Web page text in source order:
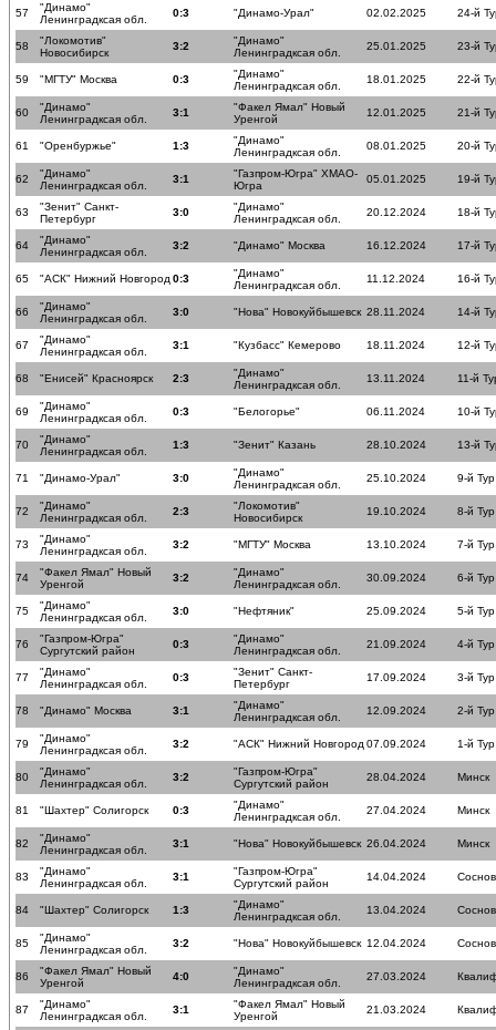
57
"Динамо"
Ленинградксая обл.
0:3 "Динамо-Урал" 02.02.2025 24-й
58
"Локомотив"
Новосибирск
3:2
"Динамо"
Ленинградксая обл.
25.01.2025 23-й
59 "МГТУ" Москва 0:3
"Динамо"
Ленинградксая обл.
18.01.2025 22-й
60
"Динамо"
Ленинградксая обл.
3:1
"Факел Ямал" Новый
Уренгой
12.01.2025 21-й
61 "Оренбуржье" 1:3
"Динамо"
Ленинградксая обл.
08.01.2025 20-й
62
"Динамо"
Ленинградксая обл.
3:1
"Газпром-Югра" ХМАО-
Югра
05.01.2025 19-й
63
"Зенит" Санкт-
Петербург
3:0
"Динамо"
Ленинградксая обл.
20.12.2024 18-й
64
"Динамо"
Ленинградксая обл.
3:2 "Динамо" Москва 16.12.2024 17-й
65 "АСК" Нижний Новгород 0:3
"Динамо"
Ленинградксая обл.
11.12.2024 16-й
66
"Динамо"
Ленинградксая обл.
3:0 "Нова" Новокуйбышевск 28.11.2024 14-й
67
"Динамо"
Ленинградксая обл.
3:1 "Кузбасс" Кемерово 18.11.2024 12-й
68 "Енисей" Красноярск 2:3
"Динамо"
Ленинградксая обл.
13.11.2024 11-й
69
"Динамо"
Ленинградксая обл.
0:3 "Белогорье" 06.11.2024 10-й
70
"Динамо"
Ленинградксая обл.
1:3 "Зенит" Казань 28.10.2024 13-й
71 "Динамо-Урал" 3:0
"Динамо"
Ленинградксая обл.
25.10.2024 9-й Тур
72
"Динамо"
Ленинградксая обл.
2:3
"Локомотив"
Новосибирск
19.10.2024 8-й Тур
73
"Динамо"
Ленинградксая обл.
3:2 "МГТУ" Москва 13.10.2024 7-й Тур
74
"Факел Ямал" Новый
Уренгой
3:2
"Динамо"
Ленинградксая обл.
30.09.2024 6-й Тур
75
"Динамо"
Ленинградксая обл.
3:0 "Нефтяник" 25.09.2024 5-й Тур
76
"Газпром-Югра"
Сургутский район
0:3
"Динамо"
Ленинградксая обл.
21.09.2024 4-й Тур
77
"Динамо"
Ленинградксая обл.
0:3
"Зенит" Санкт-
Петербург
17.09.2024 3-й Тур
78 "Динамо" Москва 3:1
"Динамо"
Ленинградксая обл.
12.09.2024 2-й Тур
79
"Динамо"
Ленинградксая обл.
3:2 "АСК" Нижний Новгород 07.09.2024 1-й Тур
80
"Динамо"
Ленинградксая обл.
3:2
"Газпром-Югра"
Сургутский район
28.04.2024 Минск
81 "Шахтер" Солигорск 0:3
"Динамо"
Ленинградксая обл.
27.04.2024 Минск
82
"Динамо"
Ленинградксая обл.
3:1 "Нова" Новокуйбышевск 26.04.2024 Минск
83
"Динамо"
Ленинградксая обл.
3:1
"Газпром-Югра"
Сургутский район
14.04.2024
84 "Шахтер" Солигорск 1:3
"Динамо"
Ленинградксая обл.
13.04.2024
85
"Динамо"
Ленинградксая обл.
3:2 "Нова" Новокуйбышевск 12.04.2024
86
"Факел Ямал" Новый
Уренгой
4:0
"Динамо"
Ленинградксая обл.
27.03.2024
87
"Динамо"
Ленинградксая обл.
3:1
"Факел Ямал" Новый
Уренгой
21.03.2024